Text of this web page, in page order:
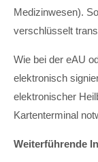
Medizinwesen).
verschlüsselt
Wie bei der eAU
elektronisch
elektronischer
Kartenterminal
Weiterführende